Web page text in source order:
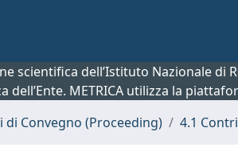
scientifica dell’Istituto Nazionale
METRICA utilizza la
Convegno (Proceeding) 4.1